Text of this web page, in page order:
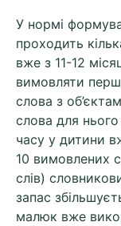
У нормі
проходить
вже з 11-12
вимовляти
слова з
слова для
часу у дитини
10 вимовлених
слів)
запас
малюк вже